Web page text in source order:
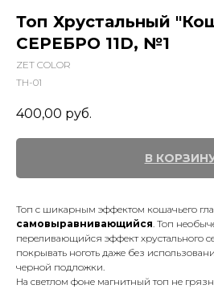
Топ Хрустальный
СЕРЕБРО 11D, №1
ZET COLOR
TH-01
400,00 руб.
В
Топ с шикарным эффектом кошачьего
самовыравнивающийся. Топ
переливающийся эффект хрустального
покрывать ноготь даже без
черной подложки.
На светлом фоне магнитный топ не